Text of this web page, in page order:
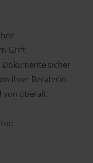
Griff.
Dokumente sicher
Ihrer Beraterin
von überall.